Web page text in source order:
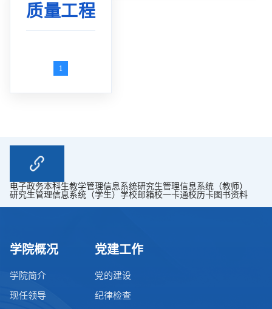
质量工程
1
电子政务本科生教学管理信息系统研究生管理信息系统（教师）
研究生管理信息系统（学生） 学校邮箱校一卡通校历卡图书资料
学院概况
学院简介
现任领导
党建工作
党的建设
纪律检查